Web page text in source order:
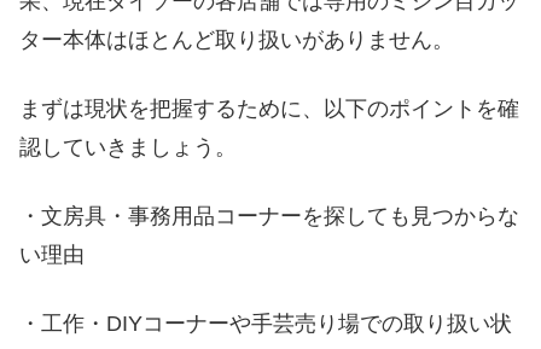
楽天やAmazonで買える！失敗しないおすすめ
定番の「オルファ（OLFA）」なら切れ味も
耐久性も抜群
のミシン目カッター
ダイソーのミシン目カッター売り場と代用品ま
ター本体はほとんど取り扱いがありません。
まずは現状を把握するために、以下のポイントを確
認していきましょう。
・文房具・事務用品コーナーを探しても見つからな
い理由
・工作・DIYコーナーや手芸売り場での取り扱い状